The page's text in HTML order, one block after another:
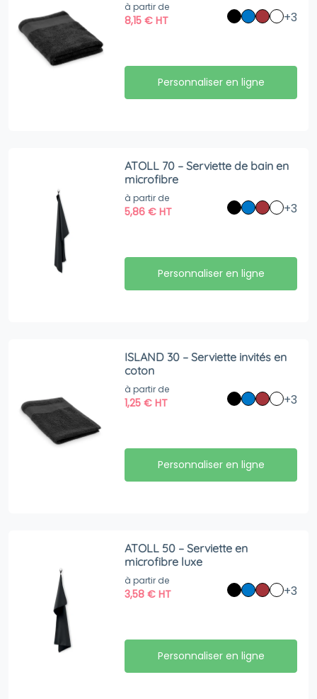
à partir de
8,15€ HT +3
Personnaliser en ligne
ATOLL 70 – Serviette de bain en
microfibre
à partir de
5,86€ HT +3
Personnaliser en ligne
ISLAND 30 – Serviette invités en
coton
à partir de
1,25€ HT +3
Personnaliser en ligne
ATOLL 50 – Serviette en
microfibre luxe
à partir de
3,58€ HT +3
Personnaliser en ligne